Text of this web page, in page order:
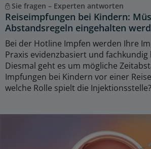
Sie fragen – Experten antworten
Reiseimpfungen bei Kindern:
Abstandsregeln eingehalten
Bei der Hotline Impfen werden Ihre
Praxis evidenzbasiert und
Diesmal geht es um mögliche
Impfungen bei Kindern vor einer
welche Rolle spielt die Injektionsstelle?